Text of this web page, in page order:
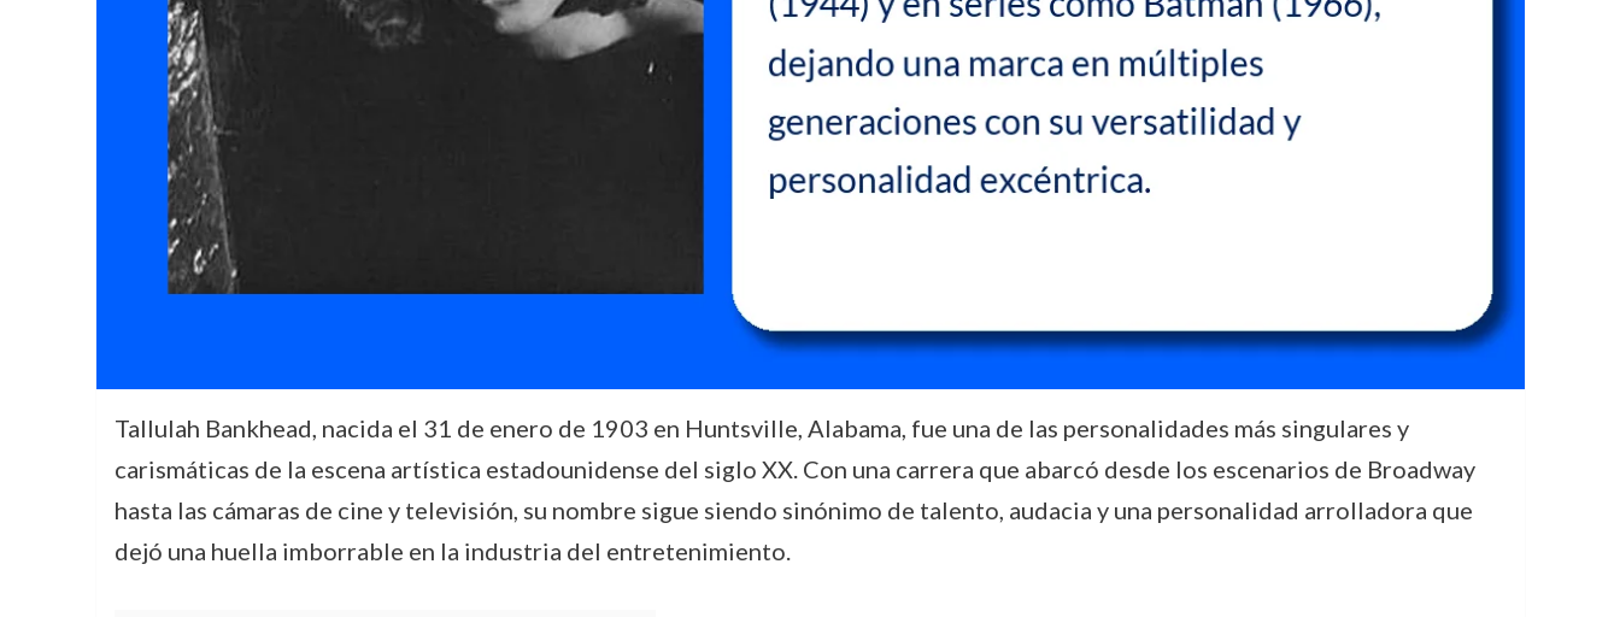
Tallulah Bankhead, nacida el 31 de enero de 1903 en Huntsville, Alabama, fue una de las personalidades más singulares y
carismáticas de la escena artística estadounidense del siglo XX. Con una carrera que abarcó desde los escenarios de Broadway
hasta las cámaras de cine y televisión, su nombre sigue siendo sinónimo de talento, audacia y una personalidad arrolladora que
dejó una huella imborrable en la industria del entretenimiento.